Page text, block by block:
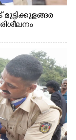
മുട്ടിക്കുളങ്ങര